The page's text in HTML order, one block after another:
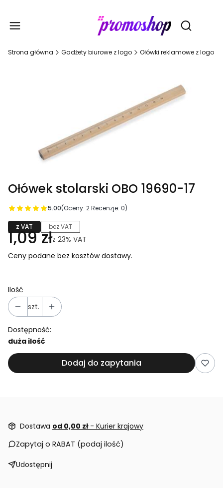
Otwórz
Strona główna Gadżety biurowe z logo Ołówki reklamowe z logo
Ołówek stolarski OBO 19690-17
5.00(Oceny: 2 Recenzje: 0)
z VAT bez VAT
1,09 złz 23% VAT
Ceny podane bez kosztów dostawy.
Ilość
szt.
Dostępność:
duża ilość
Dodaj do zapytania
Dostawa od 0,00 zł - Kurier krajowy
Zapytaj o RABAT (podaj ilość)
Udostępnij